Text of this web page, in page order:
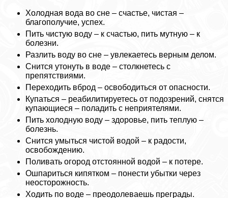
Холодная вода во сне – счастье, чистая –
благополучие, успех.
Пить чистую воду – к счастью, пить мутную – к
болезни.
Разлить воду во сне – увлекаетесь верным делом.
Снится утонуть в воде – столкнетесь с
препятствиями.
Переходить вброд – освободиться от опасности.
Купаться – реабилитируетесь от подозрений, снятся
купающиеся – поладить с неприятелями.
Пить холодную воду – здоровье, пить теплую –
болезнь.
Снится умыться чистой водой – к радости,
освобождению.
Поливать огород отстоянной водой – к потере.
Ошпариться кипятком – понести убытки через
неосторожность.
Ходить по воде – преодолеваешь преграды.